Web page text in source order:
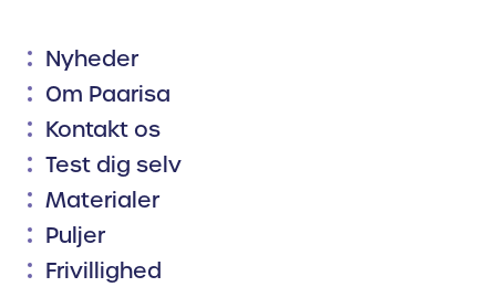
Nyheder
Om Paarisa
Kontakt os
Test dig selv
Materialer
Puljer
Frivillighed